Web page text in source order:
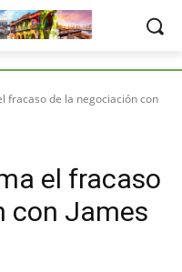
fracaso de la negociación con
el fracaso
con James